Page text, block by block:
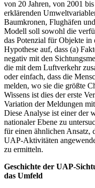
von 20 Jahren, von 2001
erklärenden
Baumkronen, Flughäfen
Modell soll sowohl die
das Potenzial für Objekte
Hypothese auf, dass (a)
negativ mit den
die mit dem Luftverkehr
oder einfach, dass die
melden, wo sie die größte
Wissens ist dies der erste
Variation der Meldungen
Diese Analyse ist einer der
nationaler Ebene zu
für einen ähnlichen Ansatz,
UAP-Aktivitäten
zu ermitteln.
Geschichte der UAP-
das Umfeld